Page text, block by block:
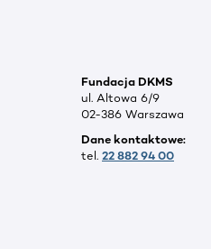
Fundacja DKMS
ul. Altowa 6/9
02-386 Warszawa
Dane kontaktowe:
tel. 22 882 94 00